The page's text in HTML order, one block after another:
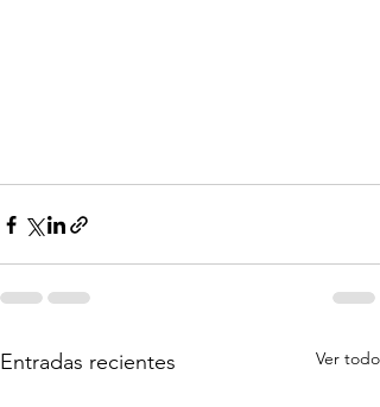
Entradas recientes Ver todo